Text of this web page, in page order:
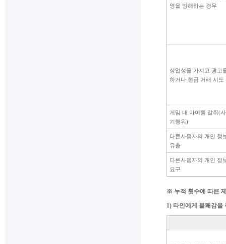
영을 방해하는 경우
상업성을 가지고 광고
하거나 현금 거래 시도
게임 내 아이템 갈취(사
기행위)
다른사용자의 개인 정
유출
다른사용자의 개인 정
요구
※ 누적 횟수에 따른
1) 타인에게 불쾌감을